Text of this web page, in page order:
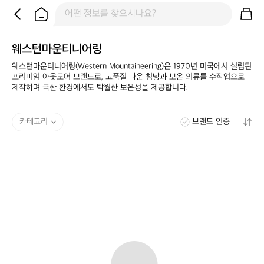
웨스턴마운티니어링
웨스턴마운티니어링(Western Mountaineering)은 1970년 미국에서 설립된
프리미엄 아웃도어 브랜드로, 고품질 다운 침낭과 보온 의류를 수작업으로
제작하며 극한 환경에서도 탁월한 보온성을 제공합니다.
카테고리 브랜드 인증